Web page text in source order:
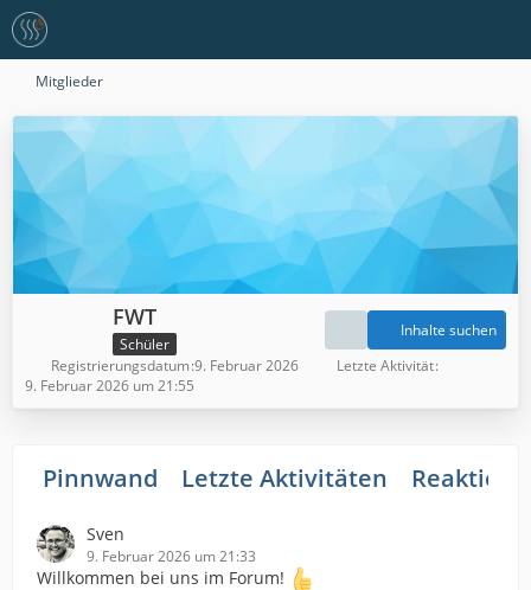
Mitglieder
FWT
Schüler
Inhalte suchen
Registrierungsdatum 9. Februar 2026
Letzte Aktivität
9. Februar 2026 um 21:55
Pinnwand Letzte Aktivitäten
Sven
9. Februar 2026 um 21:33
Willkommen bei uns im Forum!